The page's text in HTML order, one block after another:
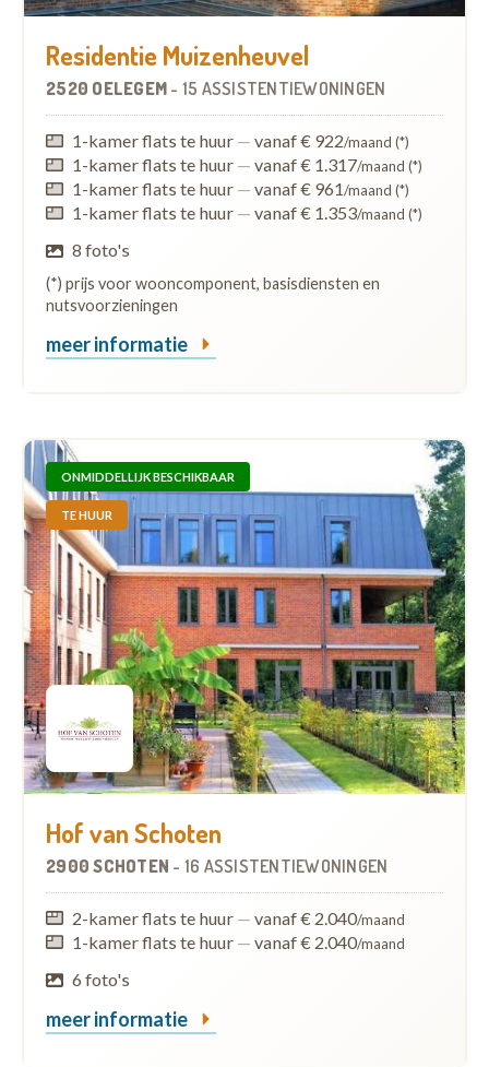
Residentie Muizenheuvel
2520 OELEGEM - 15 ASSISTENTIEWONINGEN
1-kamer flats te huur — vanaf € 922/maand (*)
1-kamer flats te huur — vanaf € 1.317/maand (*)
1-kamer flats te huur — vanaf € 961/maand (*)
1-kamer flats te huur — vanaf € 1.353/maand (*)
8 foto's
(*) prijs voor wooncomponent, basisdiensten en
nutsvoorzieningen
meer informatie
ONMIDDELLIJK BESCHIKBAAR
TE HUUR
Hof van Schoten
2900 SCHOTEN - 16 ASSISTENTIEWONINGEN
2-kamer flats te huur — vanaf € 2.040/maand
1-kamer flats te huur — vanaf € 2.040/maand
6 foto's
meer informatie